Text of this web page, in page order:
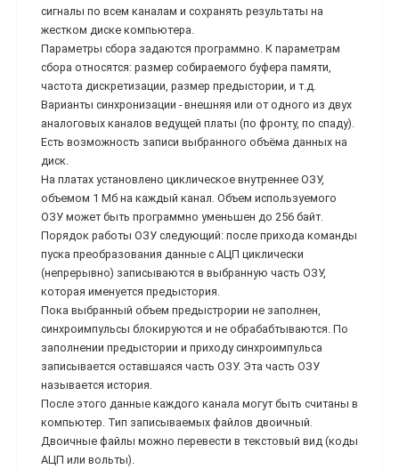
сигналы по всем каналам и сохранять результаты на
жестком диске компьютера.
Параметры сбора задаются программно. К параметрам
сбора относятся: размер собираемого буфера памяти,
частота дискретизации, размер предыстории, и т.д.
Варианты синхронизации - внешняя или от одного из двух
аналоговых каналов ведущей платы (по фронту, по спаду).
Есть возможность записи выбранного объёма данных на
диск.
На платах установлено циклическое внутреннее ОЗУ,
объемом 1 Мб на каждый канал. Объем используемого
ОЗУ может быть программно уменьшен до 256 байт.
Порядок работы ОЗУ следующий: после прихода команды
пуска преобразования данные с АЦП циклически
(непрерывно) записываются в выбранную часть ОЗУ,
которая именуется предыстория.
Пока выбранный объем предыстрории не заполнен,
синхроимпульсы блокируются и не обрабабтываются. По
заполнении предыстории и приходу синхроимпульса
записывается оставшаяся часть ОЗУ. Эта часть ОЗУ
называется история.
После этого данные каждого канала могут быть считаны в
компьютер. Тип записываемых файлов двоичный.
Двоичные файлы можно перевести в текстовый вид (коды
АЦП или вольты).